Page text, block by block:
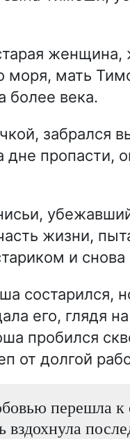
женщина,
моря, мать
более века.
забрался
пропасти,
жизни,
и
состарился,
его, глядя
пробился
от долгой
перешла к
вздохнула